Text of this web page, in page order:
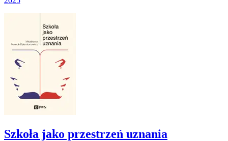
Szkoła jako przestrzeń uznania